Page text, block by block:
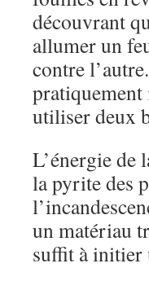
découvrant
allumer un
contre
pratiquement
utiliser deux
L’énergie de
la pyrite des
un matériau
suffit à initier